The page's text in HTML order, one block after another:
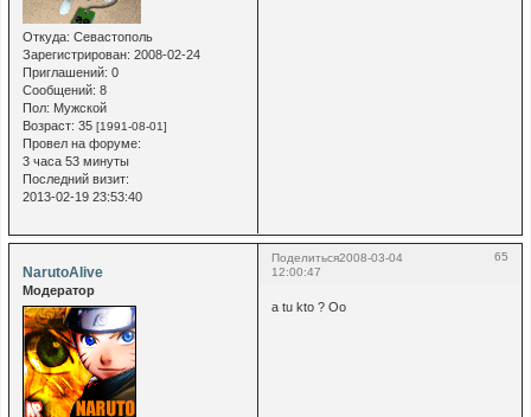
Откуда: Севастополь
Зарегистрирован: 2008-02-24
Приглашений: 0
Сообщений: 8
Пол: Мужской
Возраст: 35 [1991-08-01]
Провел на форуме:
3 часа 53 минуты
Последний визит:
2013-02-19 23:53:40
Поделиться 65
2008-03-04
12:00:47
NarutoAlive
Модератор
a tu kto ? Oo